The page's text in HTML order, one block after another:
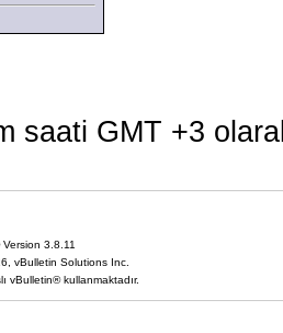
saati GMT +3
3.8.11
vBulletin Solutions Inc.
vBulletin® kullanmaktadır.